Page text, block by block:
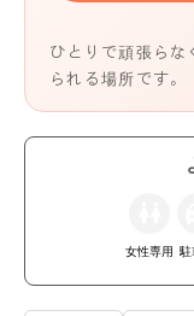
ひとりで頑張らな
られる場所です。
女性専用